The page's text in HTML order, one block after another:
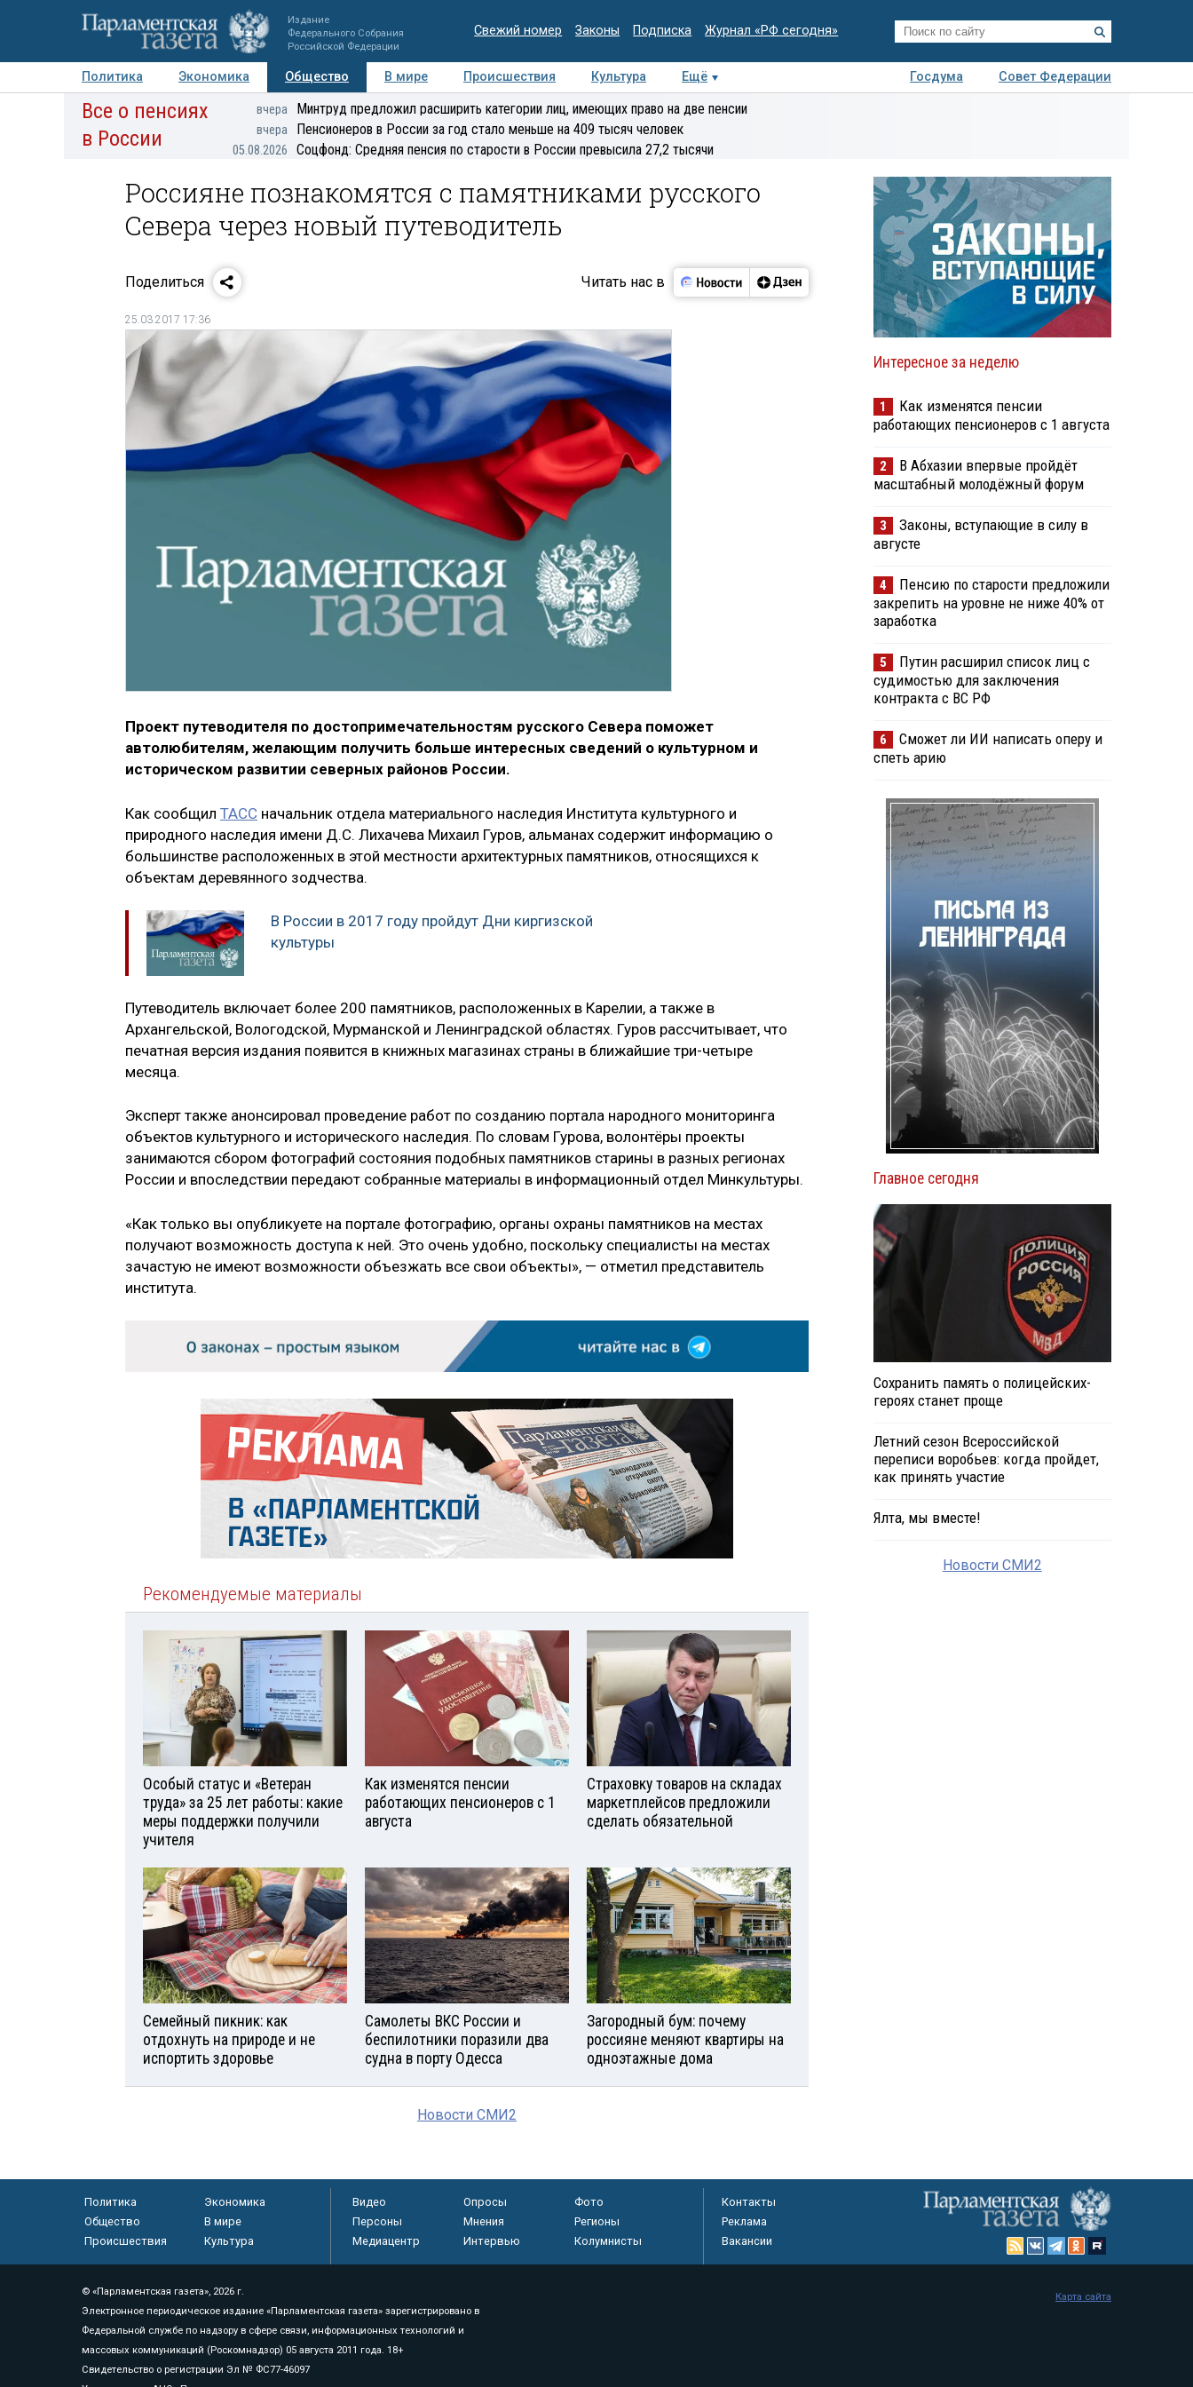
Издание
Федерального Собрания
Российской Федерации
Свежий номер Законы Подписка Журнал «РФ сегодня»
Политика Экономика Общество В мире Происшествия Культура Ещё Госдума
Совет Федерации
Авторы Персоны Мнения Регионы Медиацентр Интервью Колумнисты
Деловая
Все о пенсиях
в России
вчера Минтруд предложил расширить категории лиц, имеющих право на две пенсии
вчера Пенсионеров в России за год стало меньше на 409 тысяч человек
05.08.2026 Соцфонд: Средняя пенсия по старости в России превысила 27,2 тысячи
Россияне познакомятся с памятниками русского
Севера через новый путеводитель
Поделиться Читать нас в
25.03.2017 17:36
Проект путеводителя по достопримечательностям русского Севера поможет
автолюбителям, желающим получить больше интересных сведений о культурном и
историческом развитии северных районов России.
Как сообщил ТАСС начальник отдела материального наследия Института культурного и
природного наследия имени Д.С. Лихачева Михаил Гуров, альманах содержит информацию о
большинстве расположенных в этой местности архитектурных памятников, относящихся к
объектам деревянного зодчества.
В России в 2017 году пройдут Дни киргизской
культуры
Путеводитель включает более 200 памятников, расположенных в Карелии, а также в
Архангельской, Вологодской, Мурманской и Ленинградской областях. Гуров рассчитывает, что
печатная версия издания появится в книжных магазинах страны в ближайшие три-четыре
месяца.
Эксперт также анонсировал проведение работ по созданию портала народного мониторинга
объектов культурного и исторического наследия. По словам Гурова, волонтёры проекты
занимаются сбором фотографий состояния подобных памятников старины в разных регионах
России и впоследствии передают собранные материалы в информационный отдел Минкультуры.
«Как только вы опубликуете на портале фотографию, органы охраны памятников на местах
получают возможность доступа к ней. Это очень удобно, поскольку специалисты на местах
зачастую не имеют возможности объезжать все свои объекты», — отметил представитель
института.
Рекомендуемые материалы
Особый статус и «Ветеран
труда» за 25 лет работы: какие
меры поддержки получили
учителя
Как изменятся пенсии
работающих пенсионеров с 1
августа
Страховку товаров на складах
маркетплейсов предложили
сделать обязательной
Семейный пикник: как
отдохнуть на природе и не
испортить здоровье
Самолеты ВКС России и
беспилотники поразили два
судна в порту Одесса
Загородный бум: почему
россияне меняют квартиры на
одноэтажные дома
Новости СМИ2
Интересное за неделю
1
Как изменятся пенсии
работающих пенсионеров с 1 августа
2
В Абхазии впервые пройдёт
масштабный молодёжный форум
3
Законы, вступающие в силу в
августе
4
Пенсию по старости предложили
закрепить на уровне не ниже 40% от
заработка
5
Путин расширил список лиц с
судимостью для заключения
контракта с ВС РФ
6
Сможет ли ИИ написать оперу и
спеть арию
Главное сегодня
Сохранить память о полицейских-
героях станет проще
Летний сезон Всероссийской
переписи воробьев: когда пройдет,
как принять участие
Ялта, мы вместе!
Новости СМИ2
Политика
Экономика
Общество
В мире
Происшествия
Культура
Видео Опросы
Фото
Персоны
Мнения
Регионы
Медиацентр
Интервью Колумнисты
Контакты
Реклама
Вакансии
© «Парламентская газета», 2026 г.
Электронное периодическое издание «Парламентская газета» зарегистрировано в
Федеральной службе по надзору в сфере связи, информационных технологий и
массовых коммуникаций (Роскомнадзор) 05 августа 2011 года. 18+
Свидетельство о регистрации Эл № ФС77-46097
Карта сайта